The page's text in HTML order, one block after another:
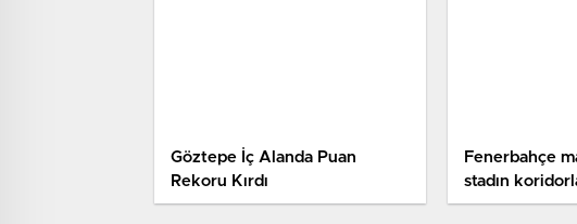
Göztepe İç Alanda Puan
Rekoru Kırdı
Fenerbahçe
stadın
sesleriyle